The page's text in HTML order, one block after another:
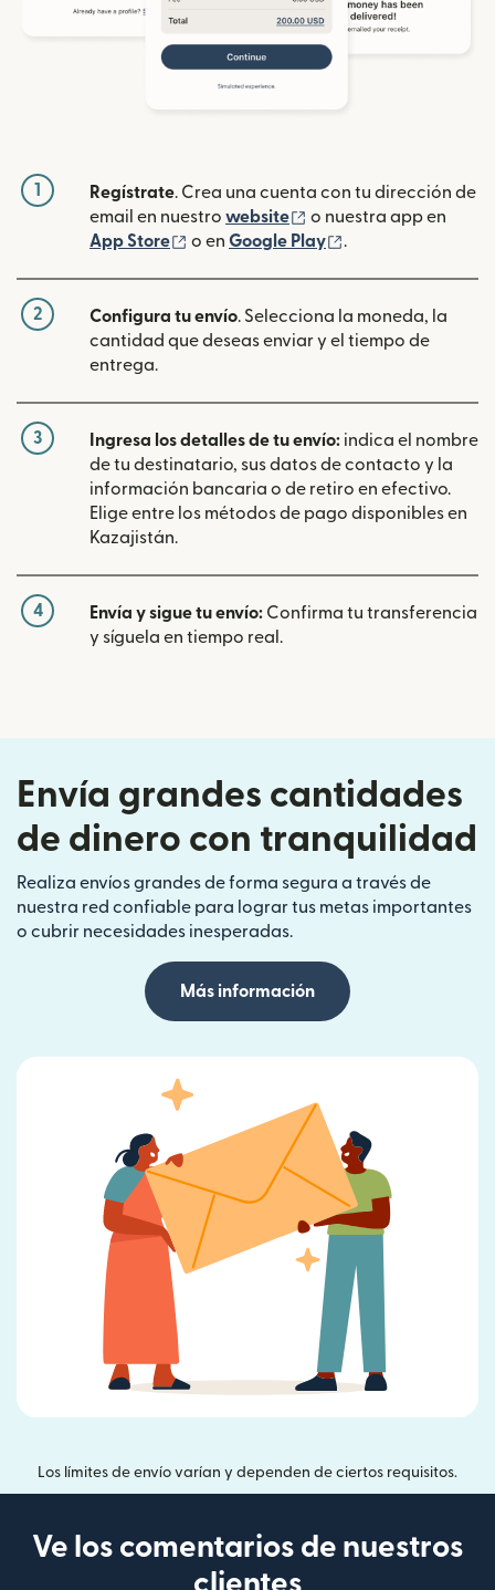
1 Regístrate. Crea una cuenta con tu dirección de
email en nuestro website (se abre en una
o nuestra app en
App Store
(se abre en una ventana nueva)
o en Google Play .
2 Configura tu envío. Selecciona la moneda, la
cantidad que deseas enviar y el tiempo de
entrega.
3 Ingresa los detalles de tu envío: indica el nombre
de tu destinatario, sus datos de contacto y la
información bancaria o de retiro en efectivo.
Elige entre los métodos de pago disponibles en
Kazajistán.
4 Envía y sigue tu envío: Confirma tu transferencia
y síguela en tiempo real.
Envía grandes cantidades
de dinero con tranquilidad
Realiza envíos grandes de forma segura a través de
nuestra red confiable para lograr tus metas importantes
o cubrir necesidades inesperadas.
Más información
Los límites de envío varían y dependen de ciertos requisitos.
Ve los comentarios de nuestros
clientes